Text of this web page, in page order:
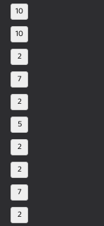
10
10
2
7
2
5
2
2
7
2